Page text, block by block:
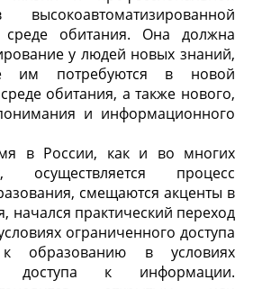
обитания. Она должна
у людей новых знаний,
им потребуются в новой
обитания, а также нового,
и информационного
в России, как и во многих
осуществляется процесс
смещаются акценты в
начался практический переход
ограниченного доступа
образованию в условиях
доступа к информации.